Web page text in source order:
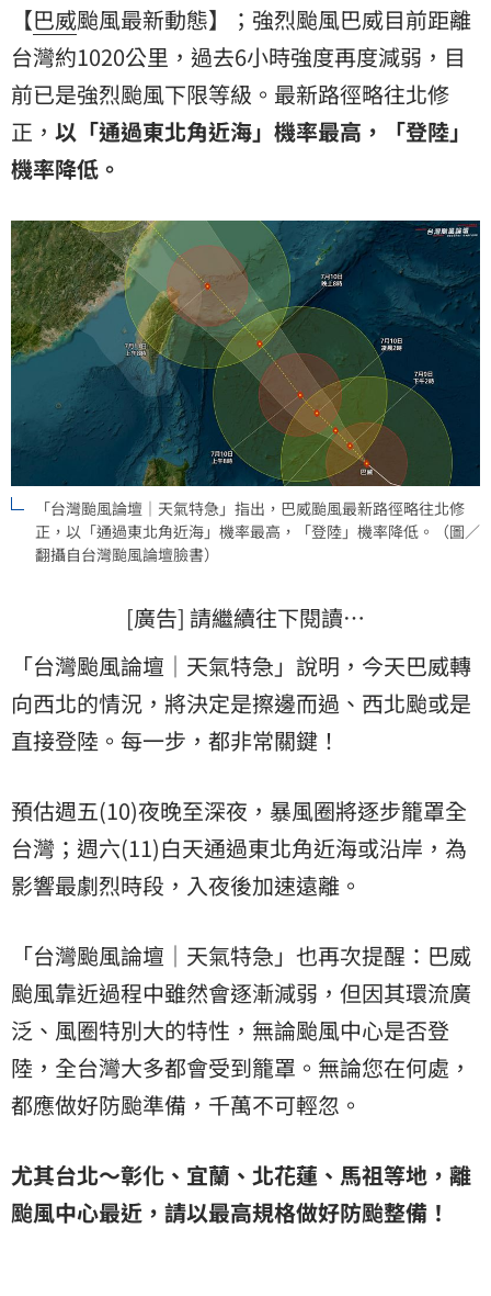
【巴威颱風最新動態】；強烈颱風巴威目前距離
台灣約1020公里，過去6小時強度再度減弱，目
前已是強烈颱風下限等級。最新路徑略往北修
正， 以「通過東北角近海」機率最高，「登陸」
機率降低。
「台灣颱風論壇｜天氣特急」指出，巴威颱風最新路徑略往北修
正，以「通過東北角近海」機率最高，「登陸」機率降低。（圖／
翻攝自台灣颱風論壇臉書）
[廣告] 請繼續往下閱讀…
「台灣颱風論壇｜天氣特急」說明，今天巴威轉
向西北的情況，將決定是擦邊而過、西北颱或是
直接登陸。每一步，都非常關鍵！
預估週五(10)夜晚至深夜，暴風圈將逐步籠罩全
台灣；週六(11)白天通過東北角近海或沿岸，為
影響最劇烈時段，入夜後加速遠離。
「台灣颱風論壇｜天氣特急」也再次提醒：巴威
颱風靠近過程中雖然會逐漸減弱，但因其環流廣
泛、風圈特別大的特性，無論颱風中心是否登
陸，全台灣大多都會受到籠罩。無論您在何處，
都應做好防颱準備，千萬不可輕忽。
尤其台北～彰化、宜蘭、北花蓮、馬祖等地，離
颱風中心最近，請以最高規格做好防颱整備！